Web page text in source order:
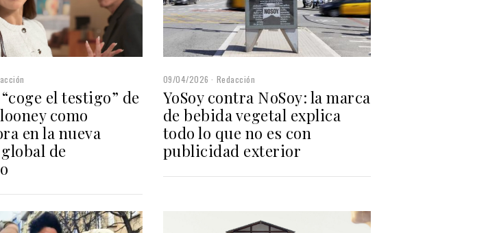
el testigo” de
como
en la nueva
de
09/04/2026 Redacción
YoSoy contra NoSoy: la marca
de bebida vegetal explica
todo lo que no es con
publicidad exterior